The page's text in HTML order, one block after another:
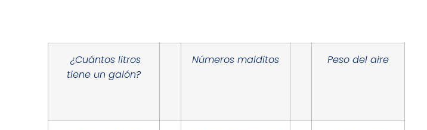
¿Cuántos litros
tiene un galón?
Números malditos Peso del aire